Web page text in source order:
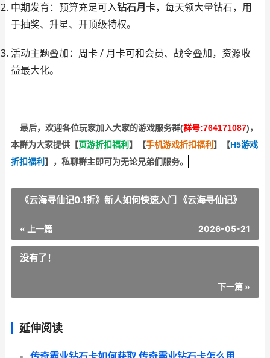
中期发育：预算充足可入钻石月卡，每天领大量钻石，用
于抽奖、升星、开顶级特权。
活动主题叠加：周卡 / 月卡可和会员、战令叠加，资源收
益最大化。
最后，欢迎各位玩家加入大家的游戏服务群(群号:764171087)，
本群为大家提供【页游折扣福利 】 【手机游戏折扣福利 】 【H5游戏
折扣福利 】 ，私聊群主即可为无论兄弟们服务。
《云海寻仙记0.1折》新人如何快速入门 《云海寻仙记》
« 上一篇 2026-05-21
没有了！
下一篇 »
延伸阅读